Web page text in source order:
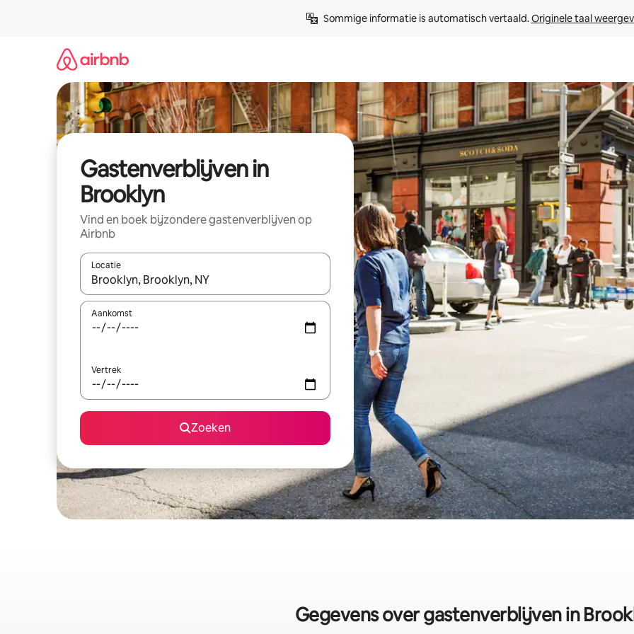
Sommige informatie is automatisch vertaald. Originele taal
Gastenverblijven in
Brooklyn
Vind en boek bijzondere gastenverblijven op
Airbnb
Locatie
Wanneer er resultaten beschikbaar zijn, maak je een keuze met je de pijltjestoetsen omhoog en omlaag, óf door te
Aankomst
Vertrek
Zoeken
Gegevens over gastenverblijven in